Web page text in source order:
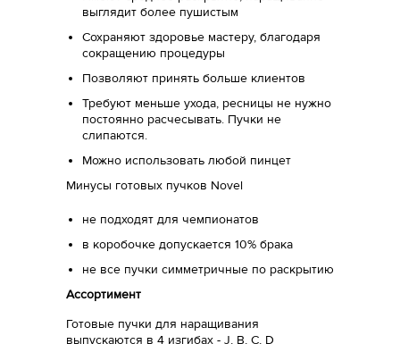
выглядит более пушистым
Сохраняют здоровье мастеру, благодаря
сокращению процедуры
Позволяют принять больше клиентов
Требуют меньше ухода, ресницы не нужно
постоянно расчесывать. Пучки не
слипаются.
Можно использовать любой пинцет
Минусы готовых пучков Novel
не подходят для чемпионатов
в коробочке допускается 10% брака
не все пучки симметричные по раскрытию
Ассортимент
Готовые пучки для наращивания
выпускаются в 4 изгибах - J, B, C, D